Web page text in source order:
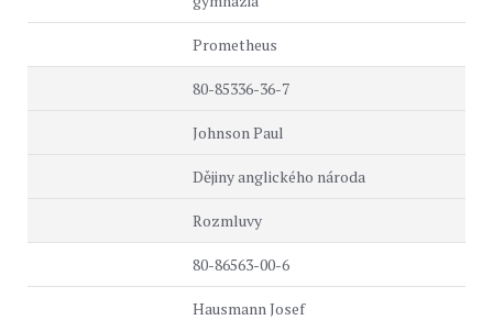
Prometheus
80-85336-36-7
Johnson Paul
Dějiny anglického národa
Rozmluvy
80-86563-00-6
Hausmann Josef